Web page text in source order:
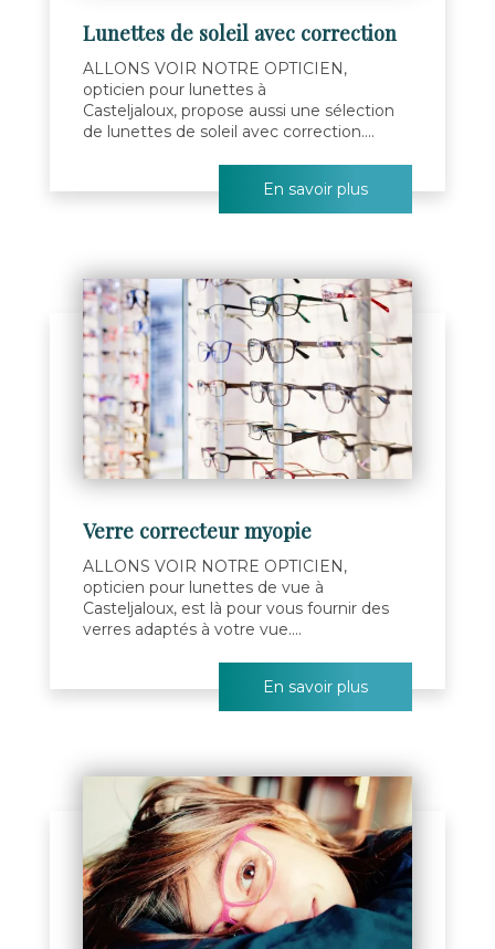
Lunettes de soleil avec correction
ALLONS VOIR NOTRE OPTICIEN,
opticien pour lunettes à
Casteljaloux, propose aussi une sélection
de lunettes de soleil avec correction....
En savoir plus
Verre correcteur myopie
ALLONS VOIR NOTRE OPTICIEN,
opticien pour lunettes de vue à
Casteljaloux, est là pour vous fournir des
verres adaptés à votre vue....
En savoir plus